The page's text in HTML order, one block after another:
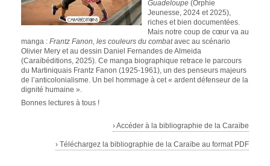
Guadeloupe (Orphie
Jeunesse, 2024 et 2025),
riches et bien documentées.
Mais notre coup de cœur va au
manga : Frantz Fanon, les couleurs du combatavec au scénario
Olivier Mery et au dessin Daniel Fernandes de Almeida
(Caraïbéditions, 2025). Ce manga biographique retrace le parcours
du Martiniquais Frantz Fanon (1925-1961), un des penseurs majeurs
de l’anticolonialisme. Un bel hommage à cet « ardent défenseur de la
dignité humaine ».
Bonnes lectures à tous !
› Accéder à la bibliographie de la Caraïbe
› Téléchargez la bibliographie de la Caraïbe au format PDF